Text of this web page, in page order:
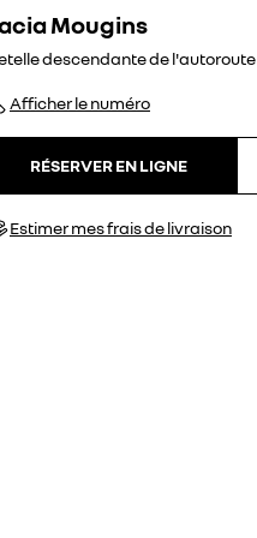
Mougins
descendante de l'autoroute
Afficher le numéro
RÉSERVER EN LIGNE
Estimer mes frais de livraison